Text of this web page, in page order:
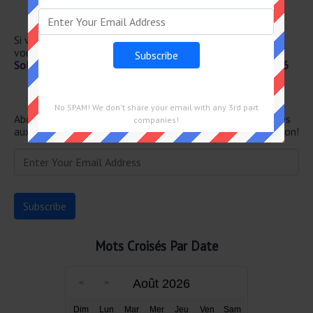
Passe à cambrai
Si vous avez déjà résolu cet indice de mots croisés et que
vous recherchez le message principal, rendez-vous sur
Solution Le Parisien Mots Fléchés Force 2 du 24 Juin 2026
Abonnez-vous ci-dessous et recevez les dernières réponses
aux mots croisés directement dans votre boîte de réception!
Mots Croisés Par Date
Août 2026
Dim Lun Mar Mer Jeu Ven Sam
No SPAM! We don't share your email with any 3rd part
companies!